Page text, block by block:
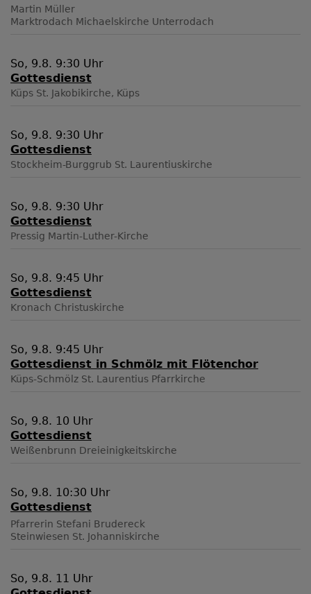
Martin Müller
Marktrodach Michaelskirche Unterrodach
So, 9.8. 9:30 Uhr
Gottesdienst
Küps St. Jakobikirche, Küps
So, 9.8. 9:30 Uhr
Gottesdienst
Stockheim-Burggrub St. Laurentiuskirche
So, 9.8. 9:30 Uhr
Gottesdienst
Pressig Martin-Luther-Kirche
So, 9.8. 9:45 Uhr
Gottesdienst
Kronach Christuskirche
So, 9.8. 9:45 Uhr
Gottesdienst in Schmölz mit Flötenchor
Küps-Schmölz St. Laurentius Pfarrkirche
So, 9.8. 10 Uhr
Gottesdienst
Weißenbrunn Dreieinigkeitskirche
So, 9.8. 10:30 Uhr
Gottesdienst
Pfarrerin Stefani Brudereck
Steinwiesen St. Johanniskirche
So, 9.8. 11 Uhr